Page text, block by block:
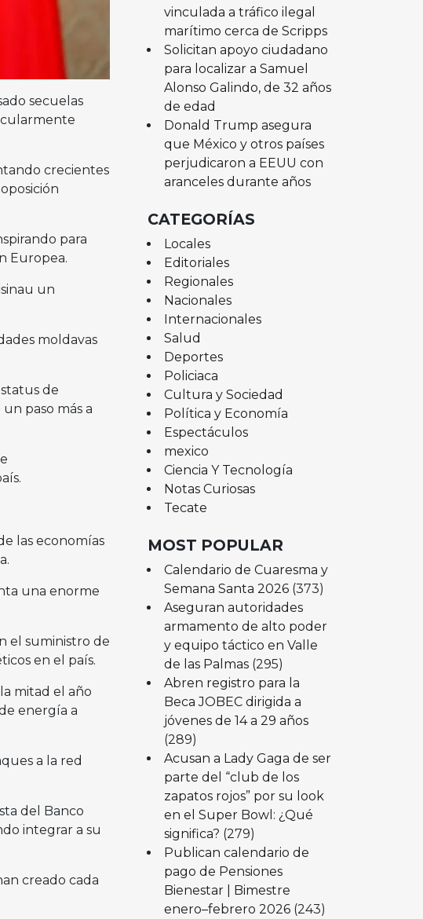
secuelas
crecientes
para
Europea.
un
moldavas
de
paso más a
las economías
una enorme
el suministro de
en el país.
mitad el año
energía a
a la red
del Banco
integrar a su
creado cada
vinculada a tráfico ilegal
marítimo cerca de Scripps
Solicitan apoyo ciudadano
para localizar a Samuel
Alonso Galindo, de 32 años
de edad
Donald Trump asegura
que México y otros países
perjudicaron a EEUU con
aranceles durante años
CATEGORÍAS
Locales
Editoriales
Regionales
Nacionales
Internacionales
Salud
Deportes
Policiaca
Cultura y Sociedad
Política y Economía
Espectáculos
mexico
Ciencia Y Tecnología
Notas Curiosas
Tecate
MOST POPULAR
Calendario de Cuaresma y
Semana Santa 2026 (373)
Aseguran autoridades
armamento de alto poder
y equipo táctico en Valle
de las Palmas (295)
Abren registro para la
Beca JOBEC dirigida a
jóvenes de 14 a 29 años
(289)
Acusan a Lady Gaga de ser
parte del “club de los
zapatos rojos” por su look
en el Super Bowl: ¿Qué
significa? (279)
Publican calendario de
pago de Pensiones
Bienestar | Bimestre
enero–febrero 2026 (243)